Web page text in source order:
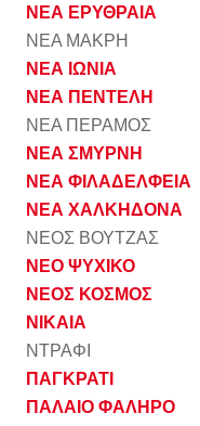
ΝΕΑ ΕΡΥΘΡΑΙΑ
ΝΕΑ ΜΑΚΡΗ
ΝΕΑ ΙΩΝΙΑ
ΝΕΑ ΠΕΝΤΕΛΗ
ΝΕΑ ΠΕΡΑΜΟΣ
ΝΕΑ ΣΜΥΡΝΗ
ΝΕΑ ΦΙΛΑΔΕΛΦΕΙΑ
ΝΕΑ ΧΑΛΚΗΔΟΝΑ
ΝΕΟΣ ΒΟΥΤΖΑΣ
ΝΕΟ ΨΥΧΙΚΟ
ΝΕΟΣ ΚΟΣΜΟΣ
ΝΙΚΑΙΑ
ΝΤΡΑΦΙ
ΠΑΓΚΡΑΤΙ
ΠΑΛΑΙΟ ΦΑΛΗΡΟ